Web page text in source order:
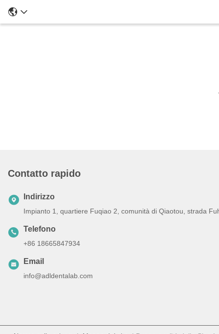
Contatto rapido
Indirizzo
Impianto 1, quartiere Fuqiao 2, comunità di Qiaotou, strada
Telefono
+86 18665847934
Email
info@adldentalab.com